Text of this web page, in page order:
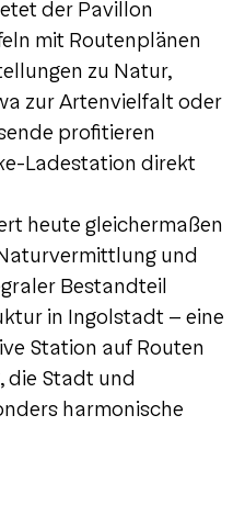
der Pavillon
mit Routenplänen
zu Natur,
zur Artenvielfalt oder
profitieren
direkt
heute gleichermaßen
und
Bestandteil
in Ingolstadt – eine
Station auf Routen
die Stadt und
harmonische